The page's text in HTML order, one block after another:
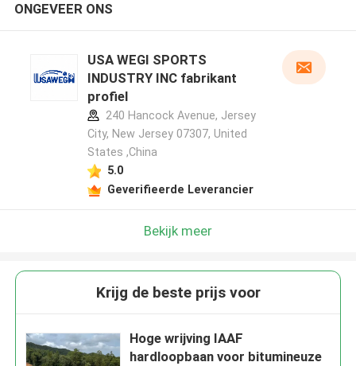
ONGEVEER ONS
USA WEGI SPORTS
INDUSTRY INC fabrikant
profiel
240 Hancock Avenue, Jersey
City, New Jersey 07307, United
States ,China
5.0
Geverifieerde Leverancier
Bekijk meer
Krijg de beste prijs voor
Hoge wrijving IAAF
hardloopbaan voor bitumineuze